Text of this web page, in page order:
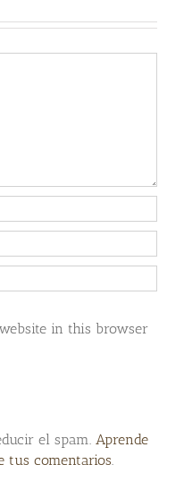
in this browser
el spam. Aprende
tus comentarios.